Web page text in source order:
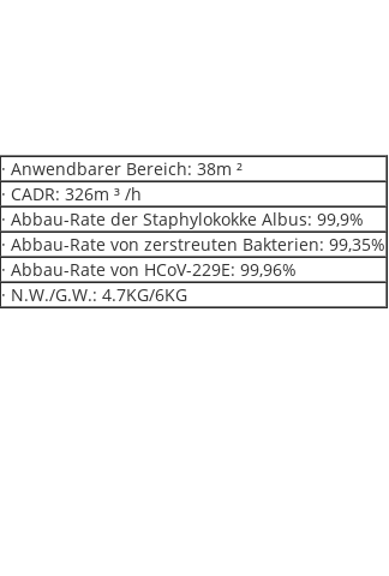
· Anwendbarer Bereich: 38m ²
· CADR: 326m ³ /h
· Abbau-Rate der Staphylokokke Albus: 99,9%
· Abbau-Rate von zerstreuten Bakterien: 99,35%
· Abbau-Rate von HCoV-229E: 99,96%
· N.W./G.W.: 4.7KG/6KG